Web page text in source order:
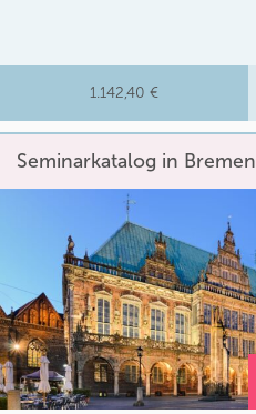
1.142,40 €
Seminarkatalog in Bremen